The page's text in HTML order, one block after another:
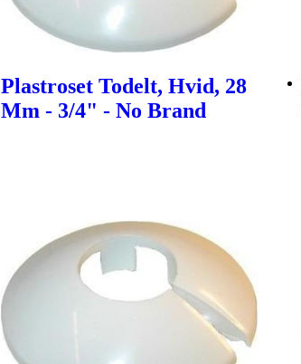
Plastroset Todelt, Hvid, 28
Mm - 3/4" - No Brand